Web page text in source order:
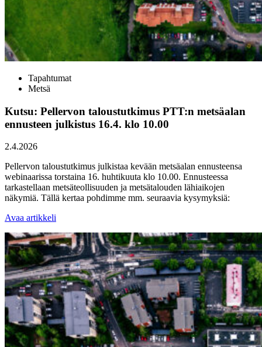
Tapahtumat
Metsä
Kutsu: Pellervon taloustutkimus PTT:n metsäalan
ennusteen julkistus 16.4. klo 10.00
2.4.2026
Pellervon taloustutkimus julkistaa kevään metsäalan ennusteensa
webinaarissa torstaina 16. huhtikuuta klo 10.00. Ennusteessa
tarkastellaan metsäteollisuuden ja metsätalouden lähiaikojen
näkymiä. Tällä kertaa pohdimme mm. seuraavia kysymyksiä:
Avaa artikkeli